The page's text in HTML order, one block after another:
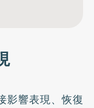
影響表現、恢復